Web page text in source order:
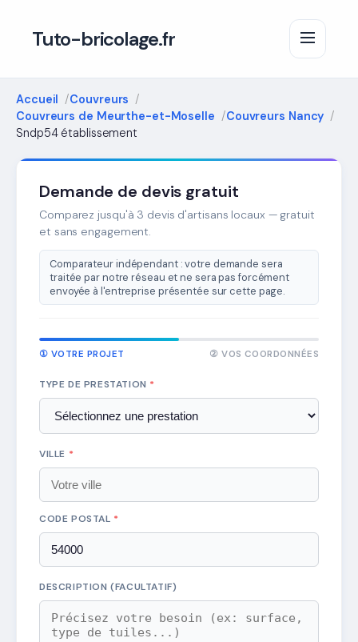
Tuto-bricolage.fr
Accueil
Couvreurs
Couvreurs de Meurthe-et-Moselle
Couvreurs Nancy
Sndp54 établissement
Demande de devis gratuit
Comparez jusqu'à 3 devis d'artisans locaux — gratuit
et sans engagement.
Comparateur indépendant : votre demande sera
traitée par notre réseau et ne sera pas forcément
envoyée à l'entreprise présentée sur cette page.
① VOTRE PROJET ② VOS COORDONNÉES
TYPE DE PRESTATION *
VILLE *
CODE POSTAL *
DESCRIPTION (FACULTATIF)